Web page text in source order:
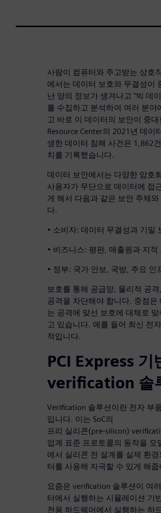
사람이 컴퓨터와 주고받는 상호
에서는 데이터 보호와 무결성이
난 양의 정보가 생겨나고 "빅 데
를 수집하고 분석하여 여러 분
고 바로 이 데이터의 보안이 중
Resource Center의 2021년 데
생한 데이터 침해 사건은 1,862
치를 기록했습니다.
데이터 보안에서는 다양한 암호
사용자가 무단으로 데이터에 접
게 해서 다음과 같은 보안 주체
다.
• 소비자: 데이터 무결성과 기밀
• 비즈니스: 평판, 매출원과 지적
• 정부: 국가 안보, 국방, 주요 인
보호를 통해 공급망, 물리적 공
공격을 차단해야 합니다. 중점
는 공격에 맞선 보호에 대체로
고 있습니다. 예를 들어 최신 전
적입니다.
PCI Express 기
verification 솔
Verification 솔루션이란 전자 부
입니다. 이는 SoC의
프리 실리콘(pre-silicon)
업계 표준 프로토콜의 동작을 모
에서 실리콘 전 설계를 실제 환
터를 사용해 자극할 수 있게 해줍
요즘은 verification 솔루션이 여
터에서 실행하는 시뮬레이션 기
전용 하드웨어에서 실행하는 하